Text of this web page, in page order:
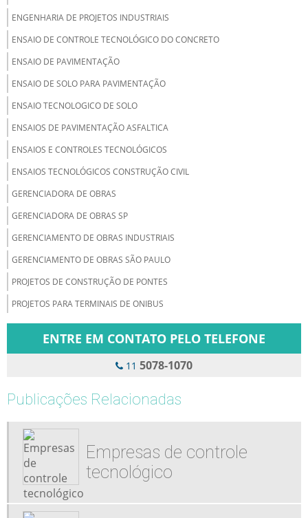
ENGENHARIA DE PROJETOS INDUSTRIAIS
ENSAIO DE CONTROLE TECNOLÓGICO DO CONCRETO
ENSAIO DE PAVIMENTAÇÃO
ENSAIO DE SOLO PARA PAVIMENTAÇÃO
ENSAIO TECNOLOGICO DE SOLO
ENSAIOS DE PAVIMENTAÇÃO ASFALTICA
ENSAIOS E CONTROLES TECNOLÓGICOS
ENSAIOS TECNOLÓGICOS CONSTRUÇÃO CIVIL
GERENCIADORA DE OBRAS
GERENCIADORA DE OBRAS SP
GERENCIAMENTO DE OBRAS INDUSTRIAIS
GERENCIAMENTO DE OBRAS SÃO PAULO
PROJETOS DE CONSTRUÇÃO DE PONTES
PROJETOS PARA TERMINAIS DE ONIBUS
ENTRE EM CONTATO PELO TELEFONE
11 5078-1070
Publicações Relacionadas
Empresas de controle
tecnológico